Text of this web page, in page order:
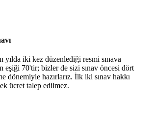
yılda iki kez düzenlediği resmi sınava
eşiği 70'tir; bizler de sizi sınav öncesi dört
dönemiyle hazırlarız. İlk iki sınav hakkı
ücret talep edilmez.